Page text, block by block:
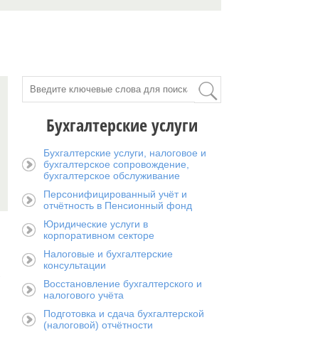
Бухгалтерские услуги
Бухгалтерские услуги, налоговое и
бухгалтерское сопровождение,
бухгалтерское обслуживание
Персонифицированный учёт и
отчётность в Пенсионный фонд
Юридические услуги в
корпоративном секторе
Налоговые и бухгалтерские
консультации
Восстановление бухгалтерского и
налогового учёта
Подготовка и сдача бухгалтерской
(налоговой) отчётности